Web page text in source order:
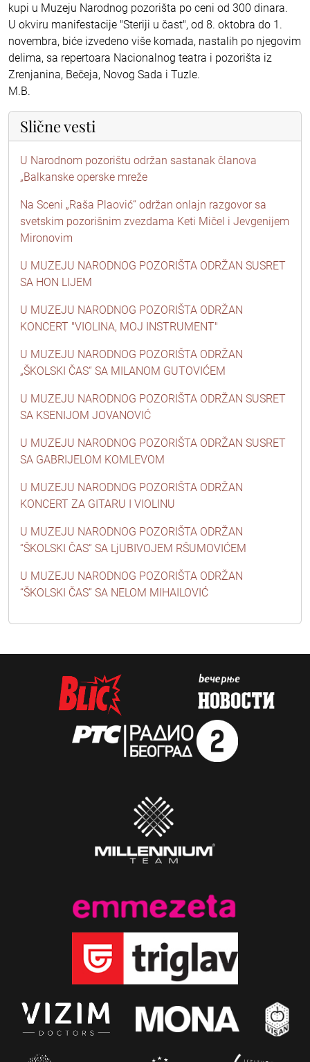
kupi u Muzeju Narodnog pozorišta po ceni od 300 dinara.
U okviru manifestacije "Steriji u čast", od 8. oktobra do 1.
novembra, biće izvedeno više komada, nastalih po njegovim
delima, sa repertoara Nacionalnog teatra i pozorišta iz
Zrenjanina, Bečeja, Novog Sada i Tuzle.
M.B.
Slične vesti
U Narodnom pozorištu održan sastanak članova
„Balkanske operske mreže
Na Sceni „Raša Plaović“ održan onlajn razgovor sa
svetskim pozorišnim zvezdama Keti Mičel i Jevgenijem
Mironovim
U MUZEJU NARODNOG POZORIŠTA ODRŽAN SUSRET
SA HON LIJEM
U MUZEJU NARODNOG POZORIŠTA ODRŽAN
KONCERT "VIOLINA, MOJ INSTRUMENT"
U MUZEJU NARODNOG POZORIŠTA ODRŽAN
„ŠKOLSKI ČAS“ SA MILANOM GUTOVIĆEM
U MUZEJU NARODNOG POZORIŠTA ODRŽAN SUSRET
SA KSENIJOM JOVANOVIĆ
U MUZEJU NARODNOG POZORIŠTA ODRŽAN SUSRET
SA GABRIJELOM KOMLEVOM
U MUZEJU NARODNOG POZORIŠTA ODRŽAN
KONCERT ZA GITARU I VIOLINU
U MUZEJU NARODNOG POZORIŠTA ODRŽAN
“ŠKOLSKI ČAS“ SA LjUBIVOJEM RŠUMOVIĆEM
U MUZEJU NARODNOG POZORIŠTA ODRŽAN
“ŠKOLSKI ČAS” SA NELOM MIHAILOVIĆ